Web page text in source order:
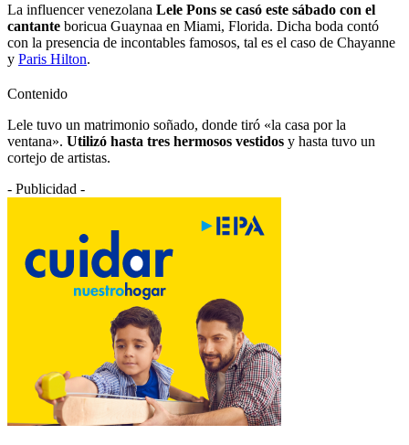
La influencer venezolana Lele Pons se casó este sábado con el
cantante boricua Guaynaa en Miami, Florida. Dicha boda contó
con la presencia de incontables famosos, tal es el caso de Chayanne
y Paris Hilton.
Contenido
Lele tuvo un matrimonio soñado, donde tiró «la casa por la
ventana». Utilizó hasta tres hermosos vestidos y hasta tuvo un
cortejo de artistas.
- Publicidad -